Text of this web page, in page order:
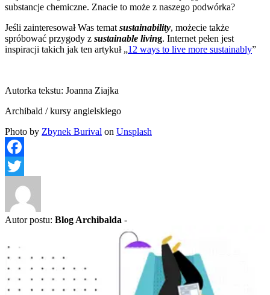
substancje chemiczne. Znacie to może z naszego podwórka?
Jeśli zainteresował Was temat sustainability, możecie także
spróbować przygody z sustainable living. Internet pełen jest
inspiracji takich jak ten artykuł„12 ways to live more sustainably”
Autorka tekstu: Joanna Ziajka
Archibald / kursy angielskiego
Photo by Zbynek Burival on Unsplash
Facebook
Twitter
Autor postu: Blog Archibalda -